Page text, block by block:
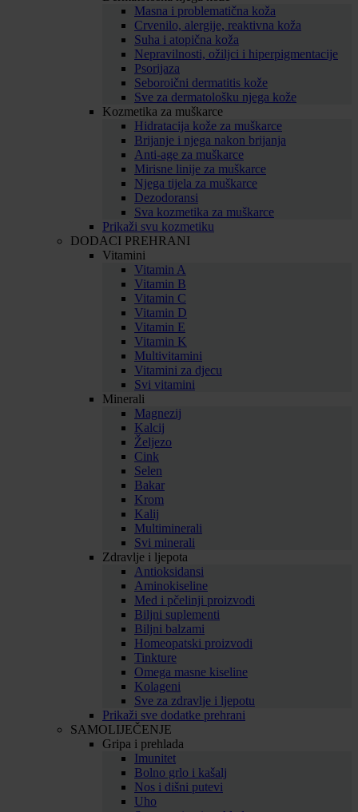
Masna i problematična koža
Crvenilo, alergije, reaktivna koža
Suha i atopična koža
Nepravilnosti, ožiljci i hiperpigmentacije
Psorijaza
Seboroični dermatitis kože
Sve za dermatološku njega kože
Kozmetika za muškarce
Hidratacija kože za muškarce
Brijanje i njega nakon brijanja
Anti-age za muškarce
Mirisne linije za muškarce
Njega tijela za muškarce
Dezodoransi
Sva kozmetika za muškarce
Prikaži svu kozmetiku
DODACI PREHRANI
Vitamini
Vitamin A
Vitamin B
Vitamin C
Vitamin D
Vitamin E
Vitamin K
Multivitamini
Vitamini za djecu
Svi vitamini
Minerali
Magnezij
Kalcij
Željezo
Cink
Selen
Bakar
Krom
Kalij
Multiminerali
Svi minerali
Zdravlje i ljepota
Antioksidansi
Aminokiseline
Med i pčelinji proizvodi
Biljni suplementi
Biljni balzami
Homeopatski proizvodi
Tinkture
Omega masne kiseline
Kolageni
Sve za zdravlje i ljepotu
Prikaži sve dodatke prehrani
SAMOLIJEČENJE
Gripa i prehlada
Imunitet
Bolno grlo i kašalj
Nos i dišni putevi
Uho